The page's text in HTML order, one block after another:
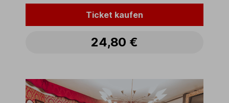
Ticket kaufen
24,80 €